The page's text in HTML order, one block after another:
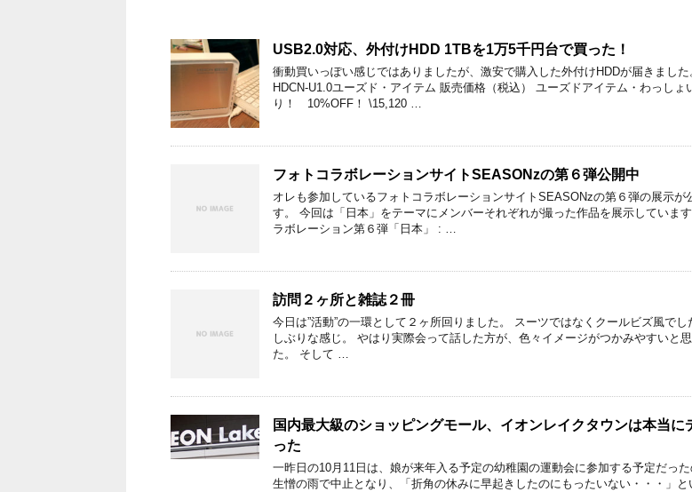
USB2.0対応、外付けHDD 1TBを1万5千円台で買った！
衝動買いっぽい感じではありましたが、激安で購入した外付けHDDが届きました
HDCN-U1.0ユーズド・アイテム 販売価格（税込） ユーズドアイテム・わっしょ
り！ 10%OFF！ \15,120 …
フォトコラボレーションサイトSEASONzの第６弾公開中
オレも参加しているフォトコラボレーションサイトSEASONzの第６弾の展示が
す。 今回は「日本」をテーマにメンバーそれぞれが撮った作品を展示していま
ラボレーション第６弾「日本」 : …
訪問２ヶ所と雑誌２冊
今日は”活動”の一環として２ヶ所回りました。 スーツではなくクールビズ風でし
しぶりな感じ。 やはり実際会って話した方が、色々イメージがつかみやすいと
た。 そして …
国内最大級のショッピングモール、イオンレイクタウンは本当に
った
一昨日の10月11日は、娘が来年入る予定の幼稚園の運動会に参加する予定だっ
生憎の雨で中止となり、「折角の休みに早起きしたのにもったいない・・・」と